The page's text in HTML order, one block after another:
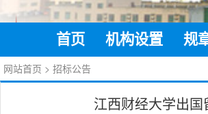
首页 机构设置 规
网站首页 > 招标公告
江西财经大学出